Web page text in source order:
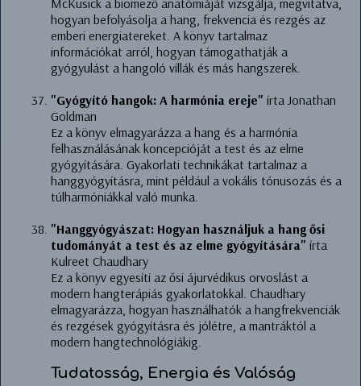
McKusick a biomező anatómiáját vizsgálja, megvitatva,
hogyan befolyásolja a hang, frekvencia és rezgés az
emberi energiatereket. A könyv tartalmaz
információkat arról, hogyan támogathatják a
gyógyulást a hangoló villák és más hangszerek.
"Gyógyító hangok: A harmónia ereje" írta Jonathan
Goldman
Ez a könyv elmagyarázza a hang és a harmónia
felhasználásának koncepcióját a test és az elme
gyógyítására. Gyakorlati technikákat tartalmaz a
hanggyógyításra, mint például a vokális tónusozás és a
túlharmóniákkal való munka.
"Hanggyógyászat: Hogyan használjuk a hang ősi
tudományát a test és az elme gyógyítására" írta
Kulreet Chaudhary
Ez a könyv egyesíti az ősi ájurvédikus orvoslást a
modern hangterápiás gyakorlatokkal. Chaudhary
elmagyarázza, hogyan használhatók a hangfrekvenciák
és rezgések gyógyításra és jólétre, a mantráktól a
modern hangtechnológiákig.
Tudatosság, Energia és Valóság